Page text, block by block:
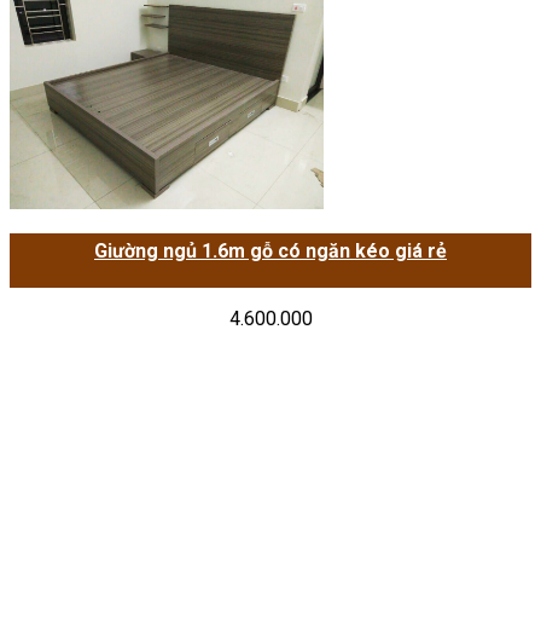
Giường ngủ 1.6m gỗ có ngăn kéo giá rẻ
4.600.000